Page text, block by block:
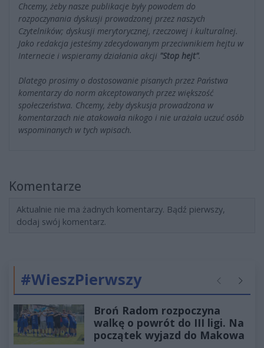
Chcemy, żeby nasze publikacje były powodem do
rozpoczynania dyskusji prowadzonej przez naszych
Czytelników; dyskusji merytorycznej, rzeczowej i kulturalnej.
Jako redakcja jesteśmy zdecydowanym przeciwnikiem hejtu w
Internecie i wspieramy działania akcji "Stop hejt".
Dlatego prosimy o dostosowanie pisanych przez Państwa
komentarzy do norm akceptowanych przez większość
społeczeństwa. Chcemy, żeby dyskusja prowadzona w
komentarzach nie atakowała nikogo i nie urażała uczuć osób
wspominanych w tych wpisach.
Komentarze
Aktualnie nie ma żadnych komentarzy. Bądź pierwszy,
dodaj swój komentarz.
#WieszPierwszy Poprzednie
Broń Radom rozpoczyna
walkę o powrót do III ligi. Na
początek wyjazd do Makowa